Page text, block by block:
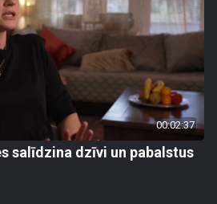
00:02:37
salīdzina dzīvi un pabalstus